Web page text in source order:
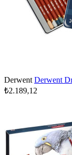
Derwent Derwent
₺2.189,12